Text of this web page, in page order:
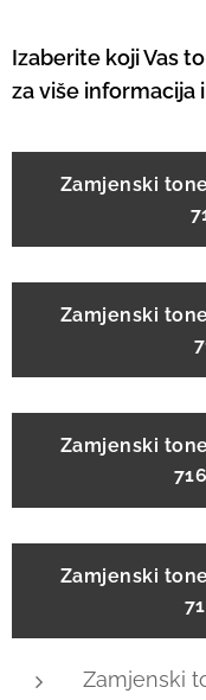
Izaberite koji Vas
za više informacija
Zamjenski
Zamjenski
Zamjenski
Zamjenski
Zamjenski